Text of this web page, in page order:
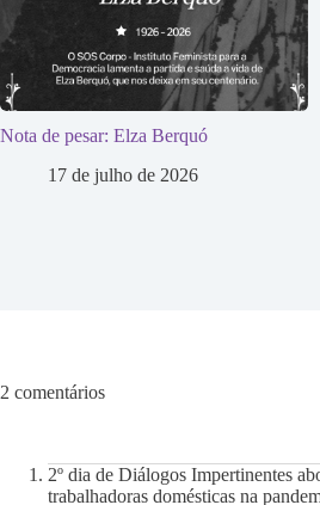
Nota de pesar: Elza Berquó
17 de julho de 2026
2 comentários
2º dia de Diálogos Impertinentes
trabalhadoras domésticas na